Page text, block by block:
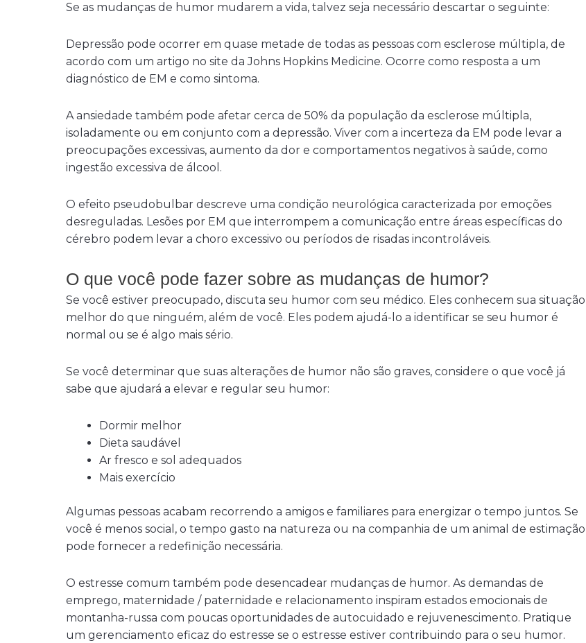
Se as mudanças de humor mudarem a vida, talvez seja necessário descartar o seguinte:
Depressão pode ocorrer em quase metade de todas as pessoas com esclerose múltipla, de
acordo com um artigo no site da Johns Hopkins Medicine. Ocorre como resposta a um
diagnóstico de EM e como sintoma.
A ansiedade também pode afetar cerca de 50% da população da esclerose múltipla,
isoladamente ou em conjunto com a depressão. Viver com a incerteza da EM pode levar a
preocupações excessivas, aumento da dor e comportamentos negativos à saúde, como
ingestão excessiva de álcool.
O efeito pseudobulbar descreve uma condição neurológica caracterizada por emoções
desreguladas. Lesões por EM que interrompem a comunicação entre áreas específicas do
cérebro podem levar a choro excessivo ou períodos de risadas incontroláveis.
O que você pode fazer sobre as mudanças de humor?
Se você estiver preocupado, discuta seu humor com seu médico. Eles conhecem sua situação
melhor do que ninguém, além de você. Eles podem ajudá-lo a identificar se seu humor é
normal ou se é algo mais sério.
Se você determinar que suas alterações de humor não são graves, considere o que você já
sabe que ajudará a elevar e regular seu humor:
Dormir melhor
Dieta saudável
Ar fresco e sol adequados
Mais exercício
Algumas pessoas acabam recorrendo a amigos e familiares para energizar o tempo juntos. Se
você é menos social, o tempo gasto na natureza ou na companhia de um animal de estimação
pode fornecer a redefinição necessária.
O estresse comum também pode desencadear mudanças de humor. As demandas de
emprego, maternidade / paternidade e relacionamento inspiram estados emocionais de
montanha-russa com poucas oportunidades de autocuidado e rejuvenescimento. Pratique
um gerenciamento eficaz do estresse se o estresse estiver contribuindo para o seu humor.